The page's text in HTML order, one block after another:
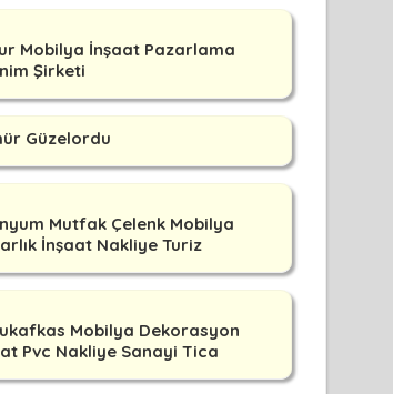
Mobilya İnşaat Pazarlama
Şirketi
Güzelordu
Mutfak Çelenk Mobilya
İnşaat Nakliye Turiz
Mobilya Dekorasyon
Pvc Nakliye Sanayi Tica